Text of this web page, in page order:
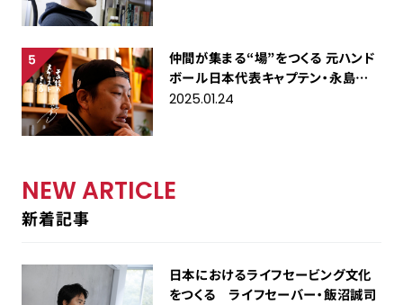
仲間が集まる“場”をつくる 元ハンド
ボール日本代表キャプテン・永島英
明
2025.01.24
NEW ARTICLE
新着記事
日本におけるライフセービング文化
をつくる ライフセーバー・飯沼誠司